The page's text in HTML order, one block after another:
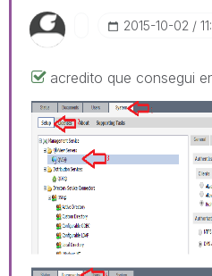
‎2015-10-02
acredito que consegui